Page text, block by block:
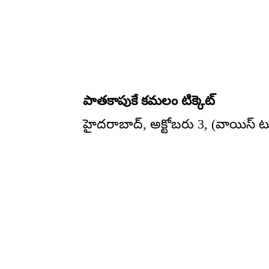
పాతకాపుకే కమలం టిక్కెట్
హైదరాబాద్, అక్టోబరు 3, (వాయిస్